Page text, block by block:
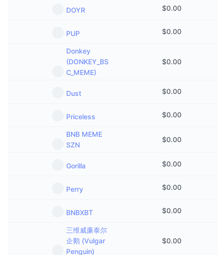
DOYR $0.00
PUP $0.00
Donkey
(DONKEY_BS
C_MEME)
$0.00
Dust $0.00
Priceless $0.00
BNB MEME
SZN
$0.00
Gorilla $0.00
Perry $0.00
BNBXBT $0.00
三维威廉泰尔
企鹅 (Vulgar
Penguin)
$0.00